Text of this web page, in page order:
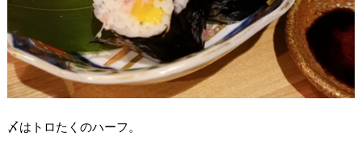
〆はトロたくのハーフ。